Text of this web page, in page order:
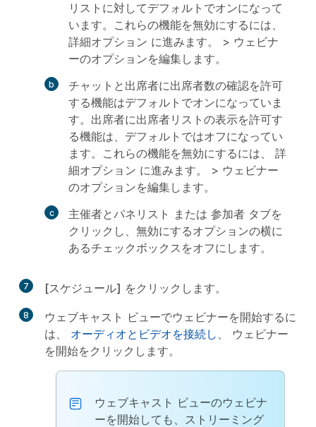
リストに対してデフォルトでオンになって
います。これらの機能を無効にするには、
詳細オプション に進みます。 > ウェビナ
ーのオプションを編集します。
チャットと出席者に出席者数の確認を許可
する機能はデフォルトでオンになっていま
す。出席者に出席者リストの表示を許可す
る機能は、デフォルトではオフになってい
ます。これらの機能を無効にするには、 詳
細オプション に進みます。 > ウェビナー
のオプションを編集します。
主催者とパネリスト または 参加者 タブを
クリックし、無効にするオプションの横に
あるチェックボックスをオフにします。
7 [スケジュール] をクリックします。
8
ウェブキャスト ビューでウェビナーを開始するに
は、 オーディオとビデオを接続し 、 ウェビナー
を開始をクリックします。
ウェブキャスト ビューのウェビナ
ーを開始しても、ストリーミング